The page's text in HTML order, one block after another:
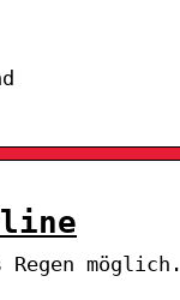
möglich.